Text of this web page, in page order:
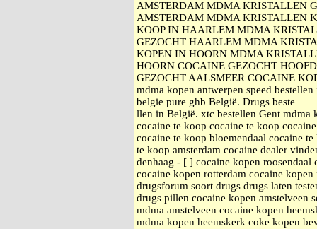
AMSTERDAM MDMA KRISTALLEN
AMSTERDAM MDMA KRISTALLEN
KOOP IN HAARLEM MDMA
GEZOCHT HAARLEM MDMA
KOPEN IN HOORN MDMA
HOORN COCAINE GEZOCHT
GEZOCHT AALSMEER COCAINE
mdma kopen antwerpen speed
belgie pure ghb België. Drugs beste
llen in België. xtc bestellen Gent mdma
cocaine te koop cocaine te koop
cocaine te koop bloemendaal cocaine
te koop amsterdam cocaine dealer
denhaag - [ ] cocaine kopen
cocaine kopen rotterdam cocaine
drugsforum soort drugs drugs laten
drugs pillen cocaine kopen amstelveen
mdma amstelveen cocaine kopen
mdma kopen heemskerk coke kopen